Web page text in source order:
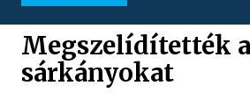
Megszelídítették a
sárkányokat